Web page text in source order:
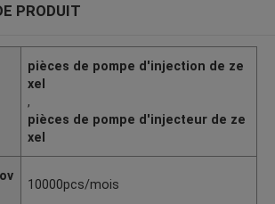
PRODUIT
pièces de pompe d'injection de ze
xel
,
pièces de pompe d'injecteur de ze
xel
10000pcs/mois